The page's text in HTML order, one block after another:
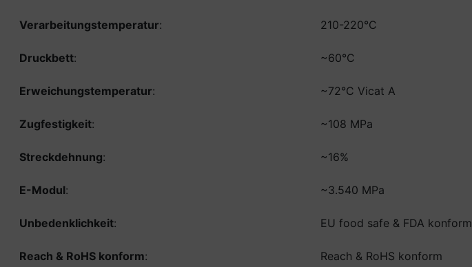
Verarbeitungstemperatur: 210-220°C
Druckbett: ~60°C
Erweichungstemperatur: ~72°C Vicat A
Zugfestigkeit: ~108 MPa
Streckdehnung: ~16%
E-Modul: ~3.540 MPa
Unbedenklichkeit: EU food safe & FDA konform
Reach & RoHS konform: Reach & RoHS konform